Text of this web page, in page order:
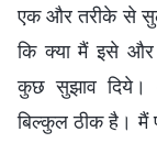
एक और तरीके से
कि क्या मैं इसे
कुछ सुझाव दिये।
बिल्कुल ठीक है। मैं